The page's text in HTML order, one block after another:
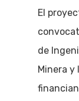
El
de
Minera y